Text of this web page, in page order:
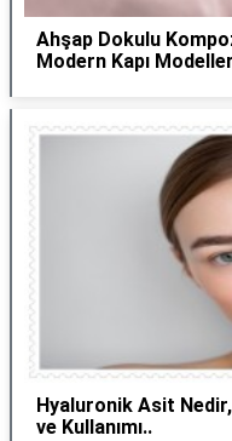
Ahşap Dokulu
Modern Kapı
Hyaluronik Asit
ve Kullanımı..